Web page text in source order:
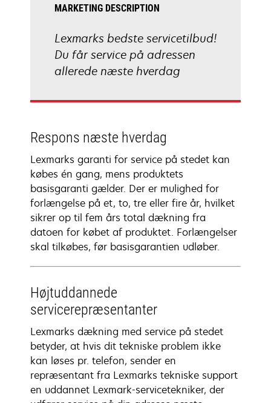
MARKETING DESCRIPTION
Lexmarks bedste servicetilbud!
Du får service på adressen
allerede næste hverdag
Respons næste hverdag
Lexmarks garanti for service på stedet kan
købes én gang, mens produktets
basisgaranti gælder. Der er mulighed for
forlængelse på et, to, tre eller fire år, hvilket
sikrer op til fem års total dækning fra
datoen for købet af produktet. Forlængelser
skal tilkøbes, før basisgarantien udløber.
Højtuddannede
servicerepræsentanter
Lexmarks dækning med service på stedet
betyder, at hvis dit tekniske problem ikke
kan løses pr. telefon, sender en
repræsentant fra Lexmarks tekniske support
en uddannet Lexmark-servicetekniker, der